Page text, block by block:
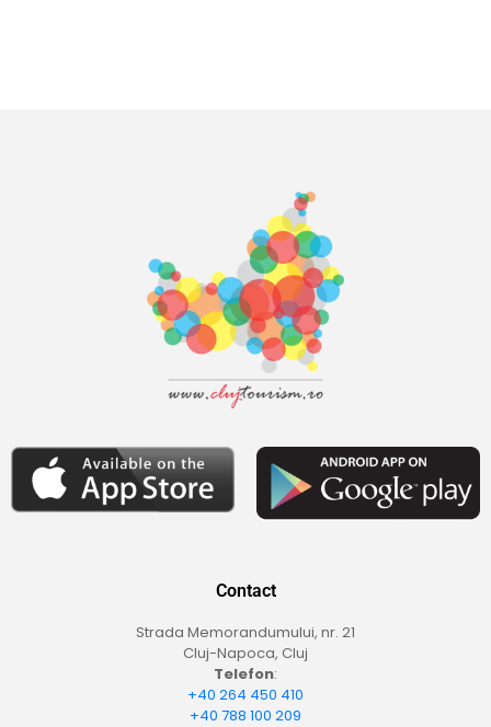
Contact
Strada Memorandumului, nr. 21
Cluj-Napoca, Cluj
Telefon:
+40 264 450 410
+40 788 100 209